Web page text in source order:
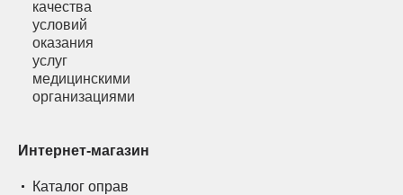
Интернет-магазин
Каталог оправ